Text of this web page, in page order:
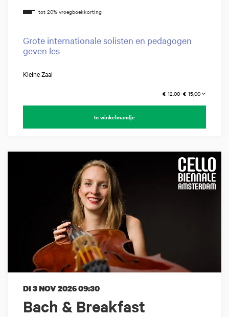
Grote internationale solisten en pedagogen
geven les
Kleine Zaal
€ 12,00–€ 15,00
In winkelmandje
Bach & Breakfast
DI 3 NOV 202609:30